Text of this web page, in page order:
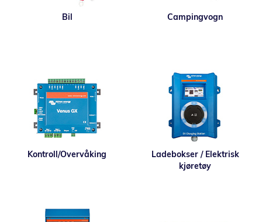
Bil Campingvogn
Kontroll/Overvåking
Ladebokser / Elektrisk
kjøretøy